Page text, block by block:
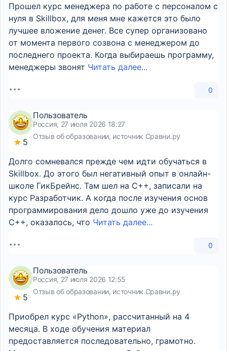
Прошел курс менеджера по работе с персоналом с
нуля в Skillbox, для меня мне кажется это было
лучшее вложение денег. Все супер организовано
от момента первого созвона с менеджером до
последнего проекта. Когда выбираешь программу,
менеджеры звонят Читать далее...
0
5
Пользователь
Россия, 27 июля 2026 18:27
Отзыв об образовании, источник Сравни.ру
Долго сомневался прежде чем идти обучаться в
Skillbox. До этого был негативный опыт в онлайн-
школе ГикБрейнс. Там шел на С++, записали на
курс Разработчик. А когда после изучения основ
программирования дело дошло уже до изучения
C++, оказалось, что Читать далее...
0
5
Пользователь
Россия, 27 июля 2026 12:55
Отзыв об образовании, источник Сравни.ру
Приобрел курс «Python», рассчитанный на 4
месяца. В ходе обучения материал
предоставляется последовательно, грамотно.